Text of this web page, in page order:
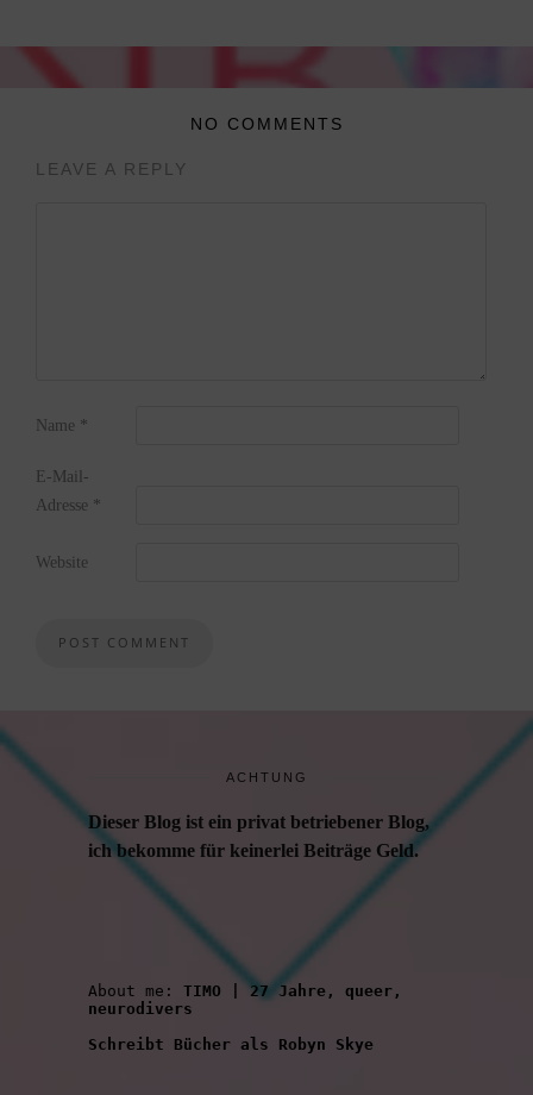
NO COMMENTS
LEAVE A REPLY
Name *
E-Mail-
Adresse *
Website
ACHTUNG
Dieser Blog ist ein privat betriebener Blog,
ich bekomme für keinerlei Beiträge Geld.
About me: TIMO | 27 Jahre, queer,
neurodivers
Schreibt Bücher als Robyn Skye